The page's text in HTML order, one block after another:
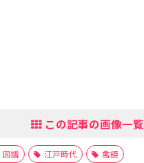
この記事の画像一覧
図譜 江戸時代 禽鏡